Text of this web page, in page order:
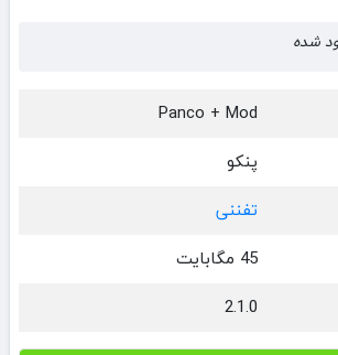
Panco + Mod
پنکو
تفننی
45 مگابایت
2.1.0